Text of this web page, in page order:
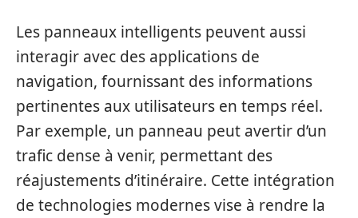
Les panneaux intelligents peuvent aussi
interagir avec des applications de
navigation, fournissant des informations
pertinentes aux utilisateurs en temps réel.
Par exemple, un panneau peut avertir d’un
trafic dense à venir, permettant des
réajustements d’itinéraire. Cette intégration
de technologies modernes vise à rendre la